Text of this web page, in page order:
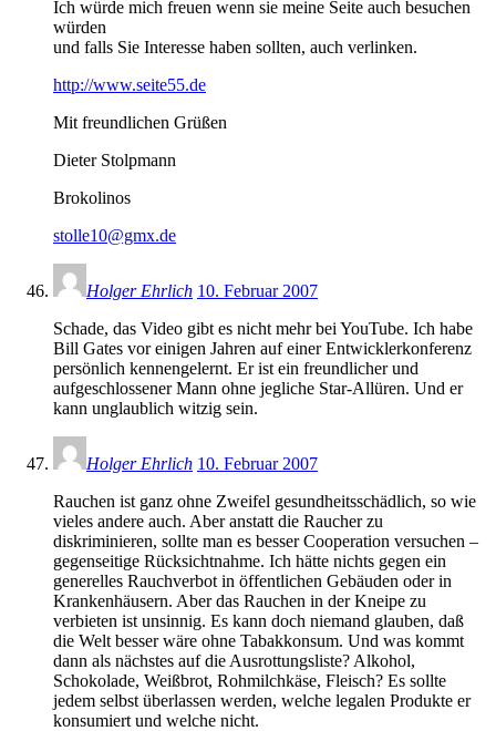
Ich würde mich freuen wenn sie meine Seite auch besuchen
würden
und falls Sie Interesse haben sollten, auch verlinken.
http://www.seite55.de
Mit freundlichen Grüßen
Dieter Stolpmann
Brokolinos
stolle10@gmx.de
Holger Ehrlich 10. Februar 2007
Schade, das Video gibt es nicht mehr bei YouTube. Ich habe
Bill Gates vor einigen Jahren auf einer Entwicklerkonferenz
persönlich kennengelernt. Er ist ein freundlicher und
aufgeschlossener Mann ohne jegliche Star-Allüren. Und er
kann unglaublich witzig sein.
Holger Ehrlich 10. Februar 2007
Rauchen ist ganz ohne Zweifel gesundheitsschädlich, so wie
vieles andere auch. Aber anstatt die Raucher zu
diskriminieren, sollte man es besser Cooperation versuchen –
gegenseitige Rücksichtnahme. Ich hätte nichts gegen ein
generelles Rauchverbot in öffentlichen Gebäuden oder in
Krankenhäusern. Aber das Rauchen in der Kneipe zu
verbieten ist unsinnig. Es kann doch niemand glauben, daß
die Welt besser wäre ohne Tabakkonsum. Und was kommt
dann als nächstes auf die Ausrottungsliste? Alkohol,
Schokolade, Weißbrot, Rohmilchkäse, Fleisch? Es sollte
jedem selbst überlassen werden, welche legalen Produkte er
konsumiert und welche nicht.